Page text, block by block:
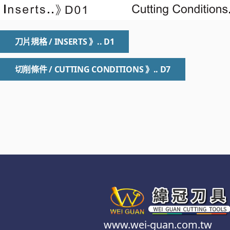
刀片規格 / INSERTS 》.. D1
切削條件 / CUTTING CONDITIONS 》.. D7
www.wei-guan.com.tw